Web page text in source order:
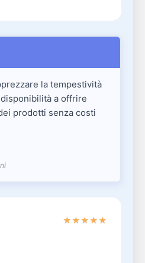
la tempestività
a offrire
prodotti senza costi
★★★★★